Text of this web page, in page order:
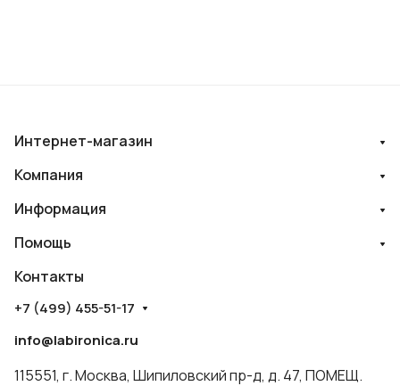
Интернет-магазин
Компания
Информация
Помощь
Контакты
+7 (499) 455-51-17
info@labironica.ru
115551, г. Москва, Шипиловский пр-д, д. 47, ПОМЕЩ.